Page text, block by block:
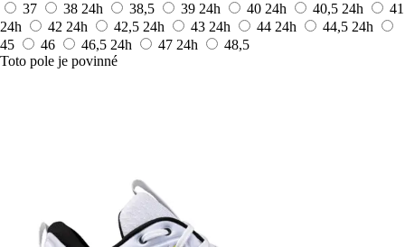
37
38 24h 38,5 39 24h 40 24h 40,5 24h
41
24h
42 24h 42,5 24h 43 24h 44 24h 44,5 24h
45
46 46,5 24h 47 24h
48,5
Toto pole je povinné